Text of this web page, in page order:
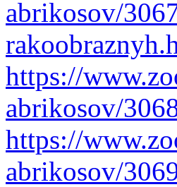
abrikosov/
https://
abrikosov/
https://
abrikosov/